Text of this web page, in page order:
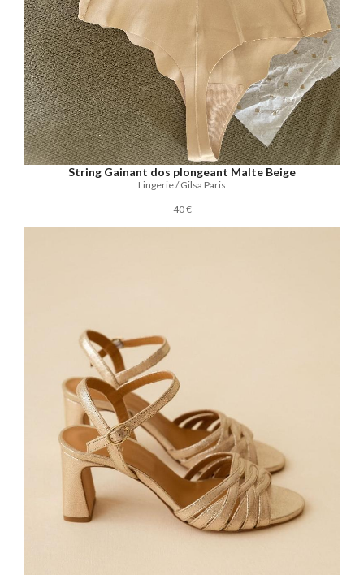
String Gainant dos plongeant Malte Beige
Lingerie / Gilsa Paris
40 €